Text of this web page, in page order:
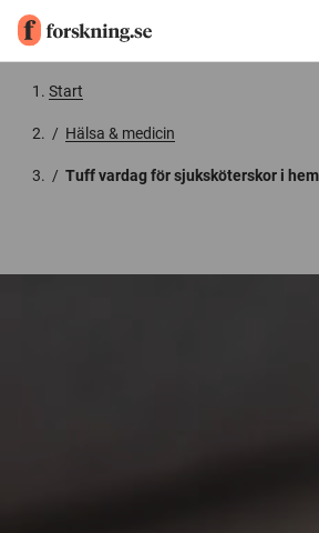
Start
/ Hälsa & medicin
/ Tuff vardag för sjuksköterskor i